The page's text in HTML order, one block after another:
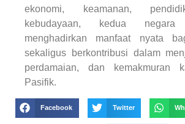
ekonomi, keamanan,
kebudayaan, kedua negara
menghadirkan manfaat nyata
sekaligus berkontribusi dalam
perdamaian, dan kemakmuran
Pasifik.
Facebook Twitter